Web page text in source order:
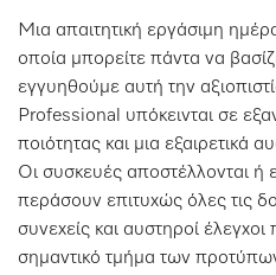
Μια απαιτητική εργάσιμη
οποία μπορείτε πάντα να
εγγυηθούμε αυτή την
Professional υπόκεινται σε
ποιότητας και μια εξαιρετικά
Οι συσκευές αποστέλλονται ή
περάσουν επιτυχώς όλες τις
συνεχείς και αυστηροί
σημαντικό τμήμα των